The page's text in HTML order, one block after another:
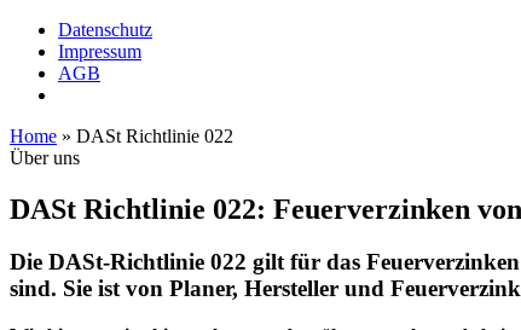
Datenschutz
Impressum
AGB
Home » DASt Richtlinie 022
Über uns
DASt Richtlinie 022: Feuerverzinken
Die DASt-Richtlinie 022 gilt für das
sind. Sie ist von Planer, Hersteller und